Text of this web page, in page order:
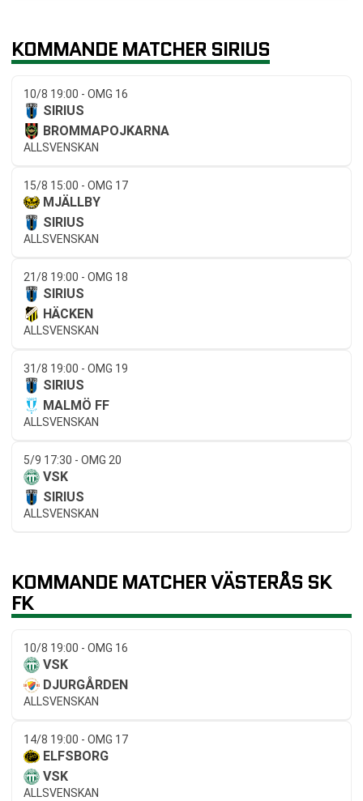
KOMMANDE MATCHER SIRIUS
10/8 19:00 - OMG 16
SIRIUS
BROMMAPOJKARNA
ALLSVENSKAN
15/8 15:00 - OMG 17
MJÄLLBY
SIRIUS
ALLSVENSKAN
21/8 19:00 - OMG 18
SIRIUS
HÄCKEN
ALLSVENSKAN
31/8 19:00 - OMG 19
SIRIUS
MALMÖ FF
ALLSVENSKAN
5/9 17:30 - OMG 20
VSK
SIRIUS
ALLSVENSKAN
KOMMANDE MATCHER VÄSTERÅS SK
FK
10/8 19:00 - OMG 16
VSK
DJURGÅRDEN
ALLSVENSKAN
14/8 19:00 - OMG 17
ELFSBORG
VSK
ALLSVENSKAN